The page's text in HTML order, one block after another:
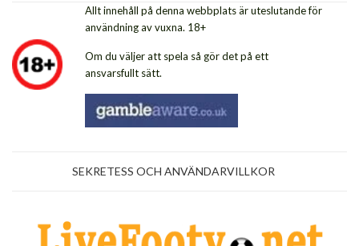
Allt innehåll på denna webbplats är uteslutande för
användning av vuxna. 18+
Om du väljer att spela så gör det på ett
ansvarsfullt sätt.
SEKRETESS OCH ANVÄNDARVILLKOR